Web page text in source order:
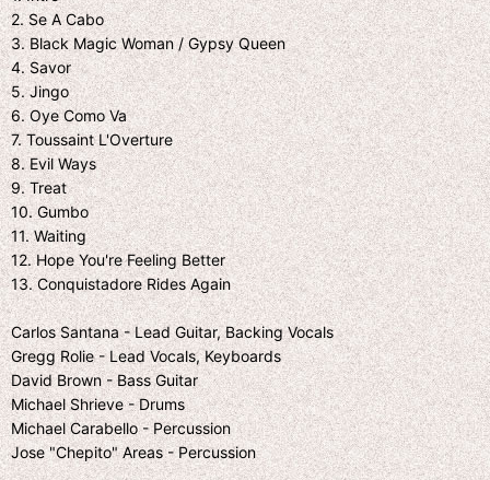
2. Se A Cabo
3. Black Magic Woman / Gypsy Queen
4. Savor
5. Jingo
6. Oye Como Va
7. Toussaint L'Overture
8. Evil Ways
9. Treat
10. Gumbo
11. Waiting
12. Hope You're Feeling Better
13. Conquistadore Rides Again
Carlos Santana - Lead Guitar, Backing Vocals
Gregg Rolie - Lead Vocals, Keyboards
David Brown - Bass Guitar
Michael Shrieve - Drums
Michael Carabello - Percussion
Jose "Chepito" Areas - Percussion